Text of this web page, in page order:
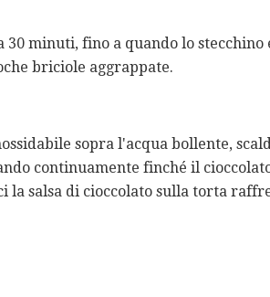
minuti, fino a quando lo
briciole aggrappate.
sopra l'acqua bollente,
continuamente finché il
la salsa di cioccolato sulla torta